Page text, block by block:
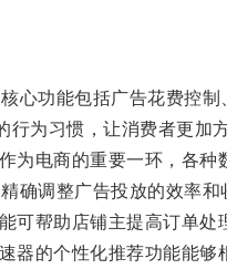
功能包括广告花费控制
习惯，让消费者更加
电商的重要一环，各种
调整广告投放的效率和
帮助店铺主提高订单处
个性化推荐功能能够